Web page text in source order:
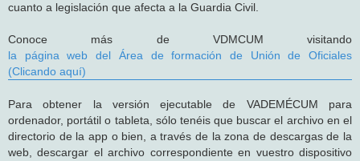
cuanto a legislación que afecta a la Guardia Civil.
Conoce más de VDMCUM visitando
la página web del Área de formación de Unión de Oficiales
(Clicando aquí)
Para obtener la versión ejecutable de VADEMÉCUM para
ordenador, portátil o tableta, sólo tenéis que buscar el archivo en el
directorio de la app o bien, a través de la zona de descargas de la
web, descargar el archivo correspondiente en vuestro dispositivo